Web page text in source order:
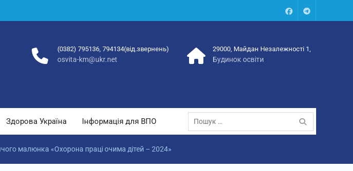
FacebookTalegram
(0382) 795136, 794134(від.звернень)
osvita-km@ukr.net
29000, Майдан Незалежності 1,
Будинок освіти
Здорова Україна Інформація для ВПО
Пошук:
малюнка «Охорона праці очима дітей – 2024»